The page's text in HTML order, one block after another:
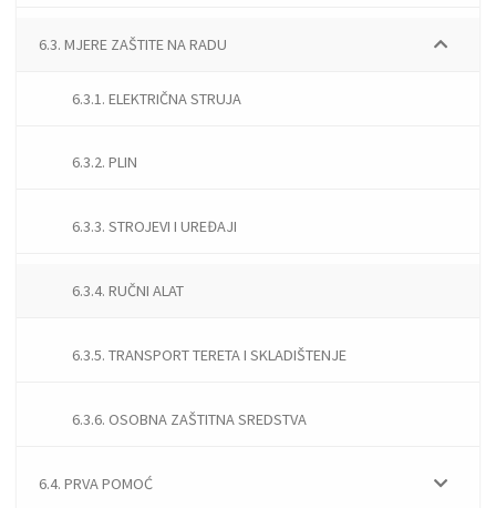
6.3. MJERE ZAŠTITE NA RADU
6.3.1. ELEKTRIČNA STRUJA
6.3.2. PLIN
6.3.3. STROJEVI I UREĐAJI
6.3.4. RUČNI ALAT
6.3.5. TRANSPORT TERETA I SKLADIŠTENJE
6.3.6. OSOBNA ZAŠTITNA SREDSTVA
6.4. PRVA POMOĆ